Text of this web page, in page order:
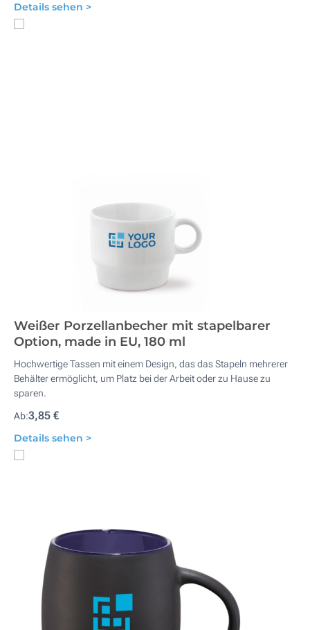
Details sehen >
Weißer Porzellanbecher mit stapelbarer
Option, made in EU, 180 ml
Hochwertige Tassen mit einem Design, das das Stapeln mehrerer
Behälter ermöglicht, um Platz bei der Arbeit oder zu Hause zu
sparen.
Ab:3,85 €
Details sehen >